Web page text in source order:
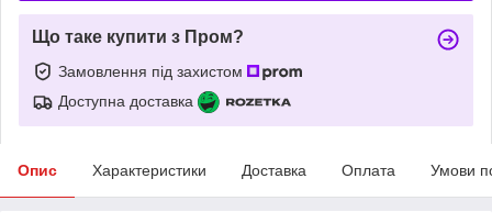
Що таке купити з Пром?
Замовлення під захистом
Доступна доставка
Опис Характеристики Доставка Оплата Умови